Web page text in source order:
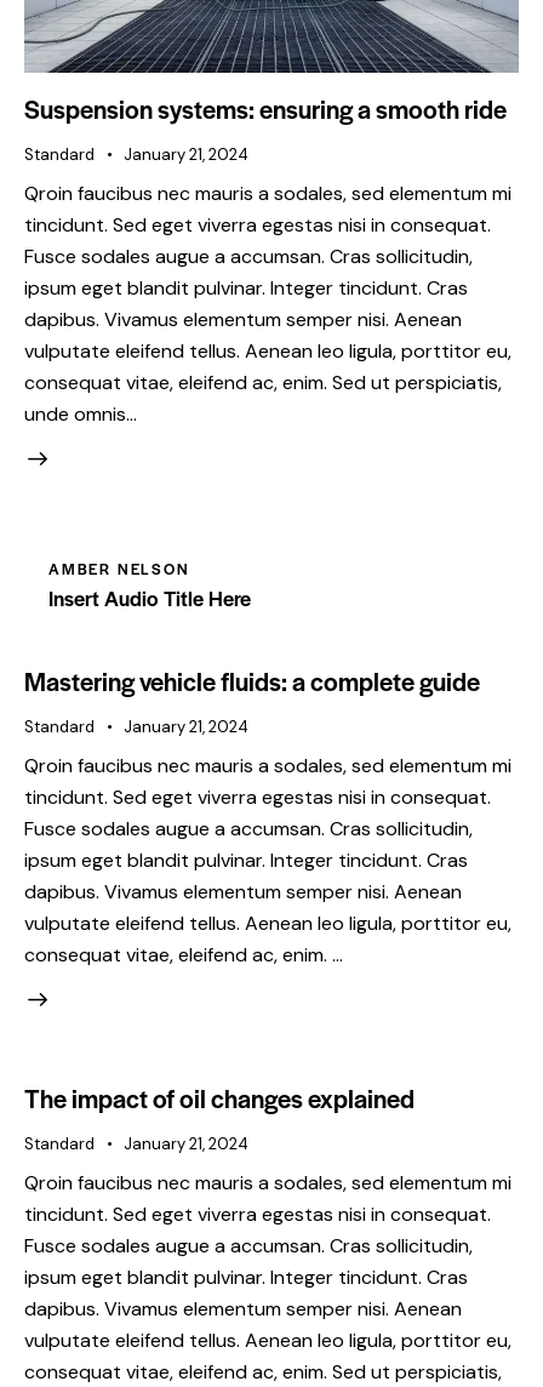
Suspension systems: ensuring a smooth ride
Standard January 21, 2024
Qroin faucibus nec mauris a sodales, sed elementum mi
tincidunt. Sed eget viverra egestas nisi in consequat.
Fusce sodales augue a accumsan. Cras sollicitudin,
ipsum eget blandit pulvinar. Integer tincidunt. Cras
dapibus. Vivamus elementum semper nisi. Aenean
vulputate eleifend tellus. Aenean leo ligula, porttitor eu,
consequat vitae, eleifend ac, enim. Sed ut perspiciatis,
unde omnis…
AMBER NELSON
Insert Audio Title Here
Mastering vehicle fluids: a complete guide
Standard January 21, 2024
Qroin faucibus nec mauris a sodales, sed elementum mi
tincidunt. Sed eget viverra egestas nisi in consequat.
Fusce sodales augue a accumsan. Cras sollicitudin,
ipsum eget blandit pulvinar. Integer tincidunt. Cras
dapibus. Vivamus elementum semper nisi. Aenean
vulputate eleifend tellus. Aenean leo ligula, porttitor eu,
consequat vitae, eleifend ac, enim. …
The impact of oil changes explained
Standard January 21, 2024
Qroin faucibus nec mauris a sodales, sed elementum mi
tincidunt. Sed eget viverra egestas nisi in consequat.
Fusce sodales augue a accumsan. Cras sollicitudin,
ipsum eget blandit pulvinar. Integer tincidunt. Cras
dapibus. Vivamus elementum semper nisi. Aenean
vulputate eleifend tellus. Aenean leo ligula, porttitor eu,
consequat vitae, eleifend ac, enim. Sed ut perspiciatis,